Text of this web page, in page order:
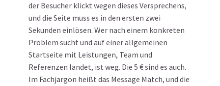
der Besucher klickt wegen dieses Versprechens,
und die Seite muss es in den ersten zwei
Sekunden einlösen. Wer nach einem konkreten
Problem sucht und auf einer allgemeinen
Startseite mit Leistungen, Team und
Referenzen landet, ist weg. Die 5 € sind es auch.
Im Fachjargon heißt das Message Match, und die